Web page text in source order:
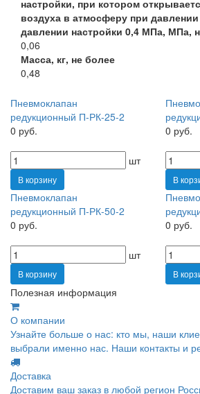
настройки, при котором
воздуха в атмосферу при
давлении настройки 0,4 МПа, МПа,
0,06
Масса, кг, не более
0,48
Пневмоклапан
редукционный П-РК-25-2
0 руб.
шт
В корзину
0 руб.
В
Пневмоклапан
редукционный П-РК-50-2
0 руб.
шт
В корзину
0 руб.
В
Полезная информация
О компании
Узнайте больше о нас: кто мы, наши
выбрали именно нас. Наши контакты и
Доставка
Доставим ваш заказ в любой регион